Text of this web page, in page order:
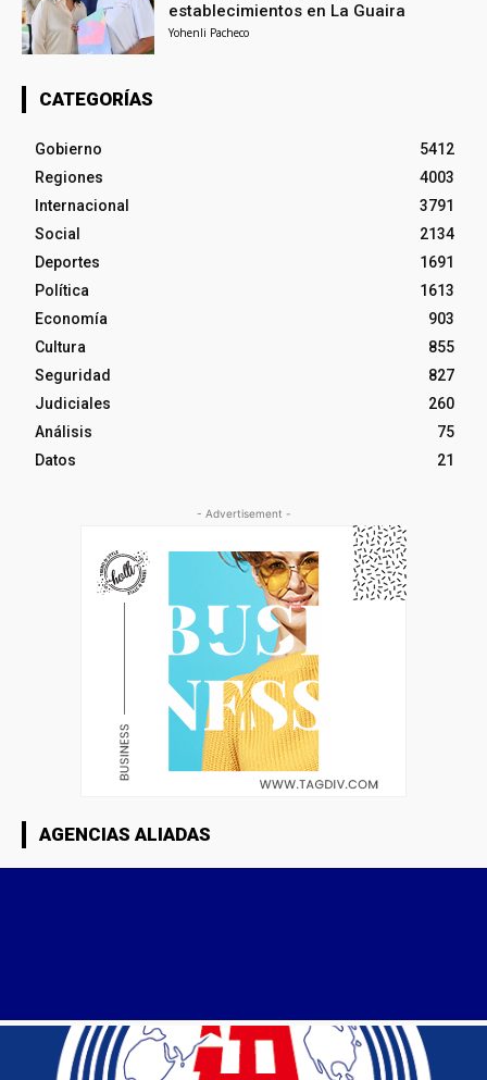
establecimientos en La Guaira
Yohenli Pacheco
CATEGORÍAS
Gobierno
5412
Regiones
4003
Internacional
3791
Social
2134
Deportes
1691
Política
1613
Economía
903
Cultura
855
Seguridad
827
Judiciales
260
Análisis
75
Datos
21
- Advertisement -
AGENCIAS ALIADAS